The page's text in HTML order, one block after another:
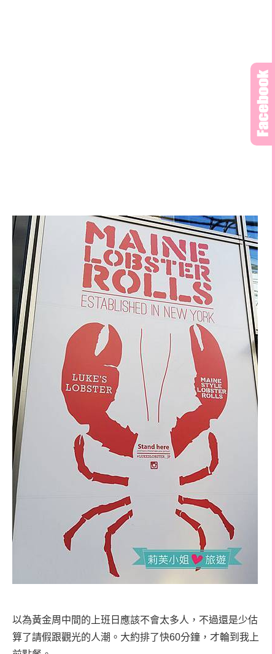
以為黃金周中間的上班日應該不會太多人，不過還是少估
算了請假跟觀光的人潮。大約排了快60分鐘，才輪到我上